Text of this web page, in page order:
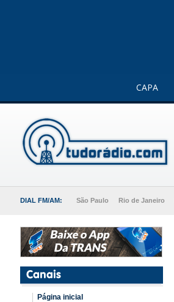
CAPA
DIAL FM/AM: São Paulo Rio de Janeiro
Página inicial